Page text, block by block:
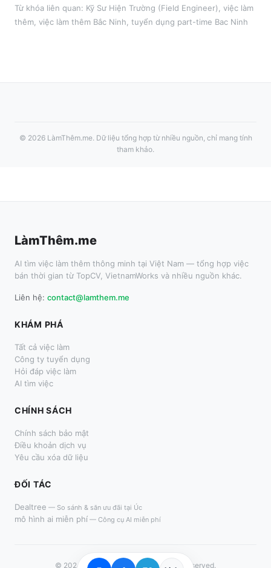
Từ khóa liên quan: Kỹ Sư Hiện Trường (Field Engineer) việc làm
thêm , việc làm thêm Bắc Ninh , tuyển dụng part-time Bac Ninh
© 2026 LàmThêm.me. Dữ liệu tổng hợp từ nhiều nguồn, chỉ mang tính
tham khảo.
LàmThêm.me
AI tìm việc làm thêm thông minh tại Việt Nam — tổng hợp việc
bán thời gian từ TopCV, VietnamWorks và nhiều nguồn khác.
Liên hệ: contact@lamthem.me
KHÁM PHÁ
Tất cả việc làm
Công ty tuyển dụng
Hỏi đáp việc làm
AI tìm việc
CHÍNH SÁCH
Chính sách bảo mật
Điều khoản dịch vụ
Yêu cầu xóa dữ liệu
ĐỐI TÁC
Dealtree — So sánh & săn ưu đãi tại Úc
mô hình ai miễn phí — Công cụ AI miễn phí
© 2024– 2026 LàmThêm.me. All rights reserved.